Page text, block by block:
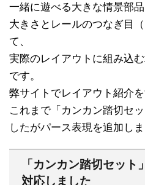
一緒に遊べる大きな情景部品
大きさとレールのつなぎ目
て、
実際のレイアウトに組み込
です。
弊サイトでレイアウト紹介を
これまで「カンカン踏切セ
したがパース表現を追加しま
「カンカン踏切セッ
対応しました